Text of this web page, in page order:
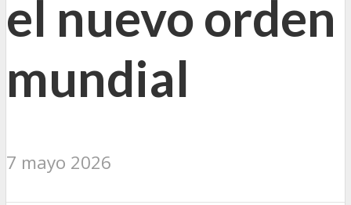
el nuevo orden
mundial
7 mayo 2026